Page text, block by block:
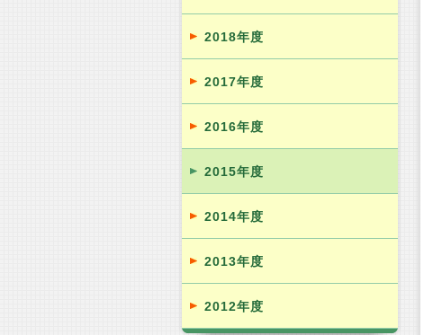
2018年度
2017年度
2016年度
2015年度
2014年度
2013年度
2012年度